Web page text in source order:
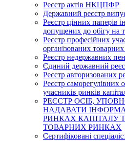
Реєстр актів НКЦПФР
Державний реєстр
Реєстр цінних паперів
допущених до обігу на
Реєстр професійних
організованих
Реєстр недержавних
Єдиний державний
Реєстр авторизованих
Реєстр саморегулівних
учасників ринків
РЕЄСТР ОСІБ,
НАДАВАТИ
РИНКАХ КАПІТАЛУ
ТОВАРНИХ РИНКАХ
Сертифіковані